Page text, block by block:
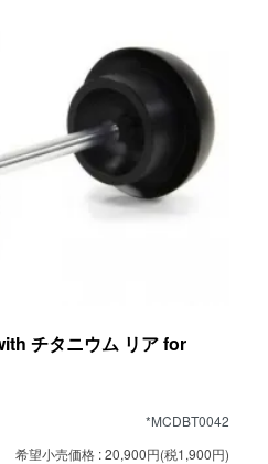
チタニウム リア for
*MCDBT0042
希望小売価格 : 20,900円(税1,900円)